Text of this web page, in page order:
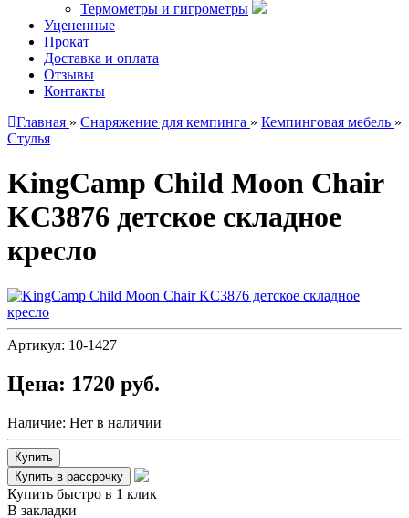
Термометры и гигрометры
Уцененные
Прокат
Доставка и оплата
Отзывы
Контакты
Главная » Снаряжение для кемпинга » Кемпинговая мебель »
Стулья
KingCamp Child Moon Chair
KC3876 детское складное
кресло
Артикул: 10-1427
Цена: 1720 руб.
Наличие: Нет в наличии
Купить быстро в 1 клик
В закладки